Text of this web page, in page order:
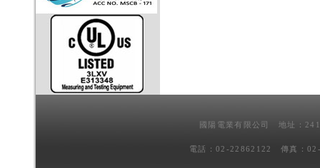
國陽電業有限公司 地址：
電話：02-22862122 傳真：